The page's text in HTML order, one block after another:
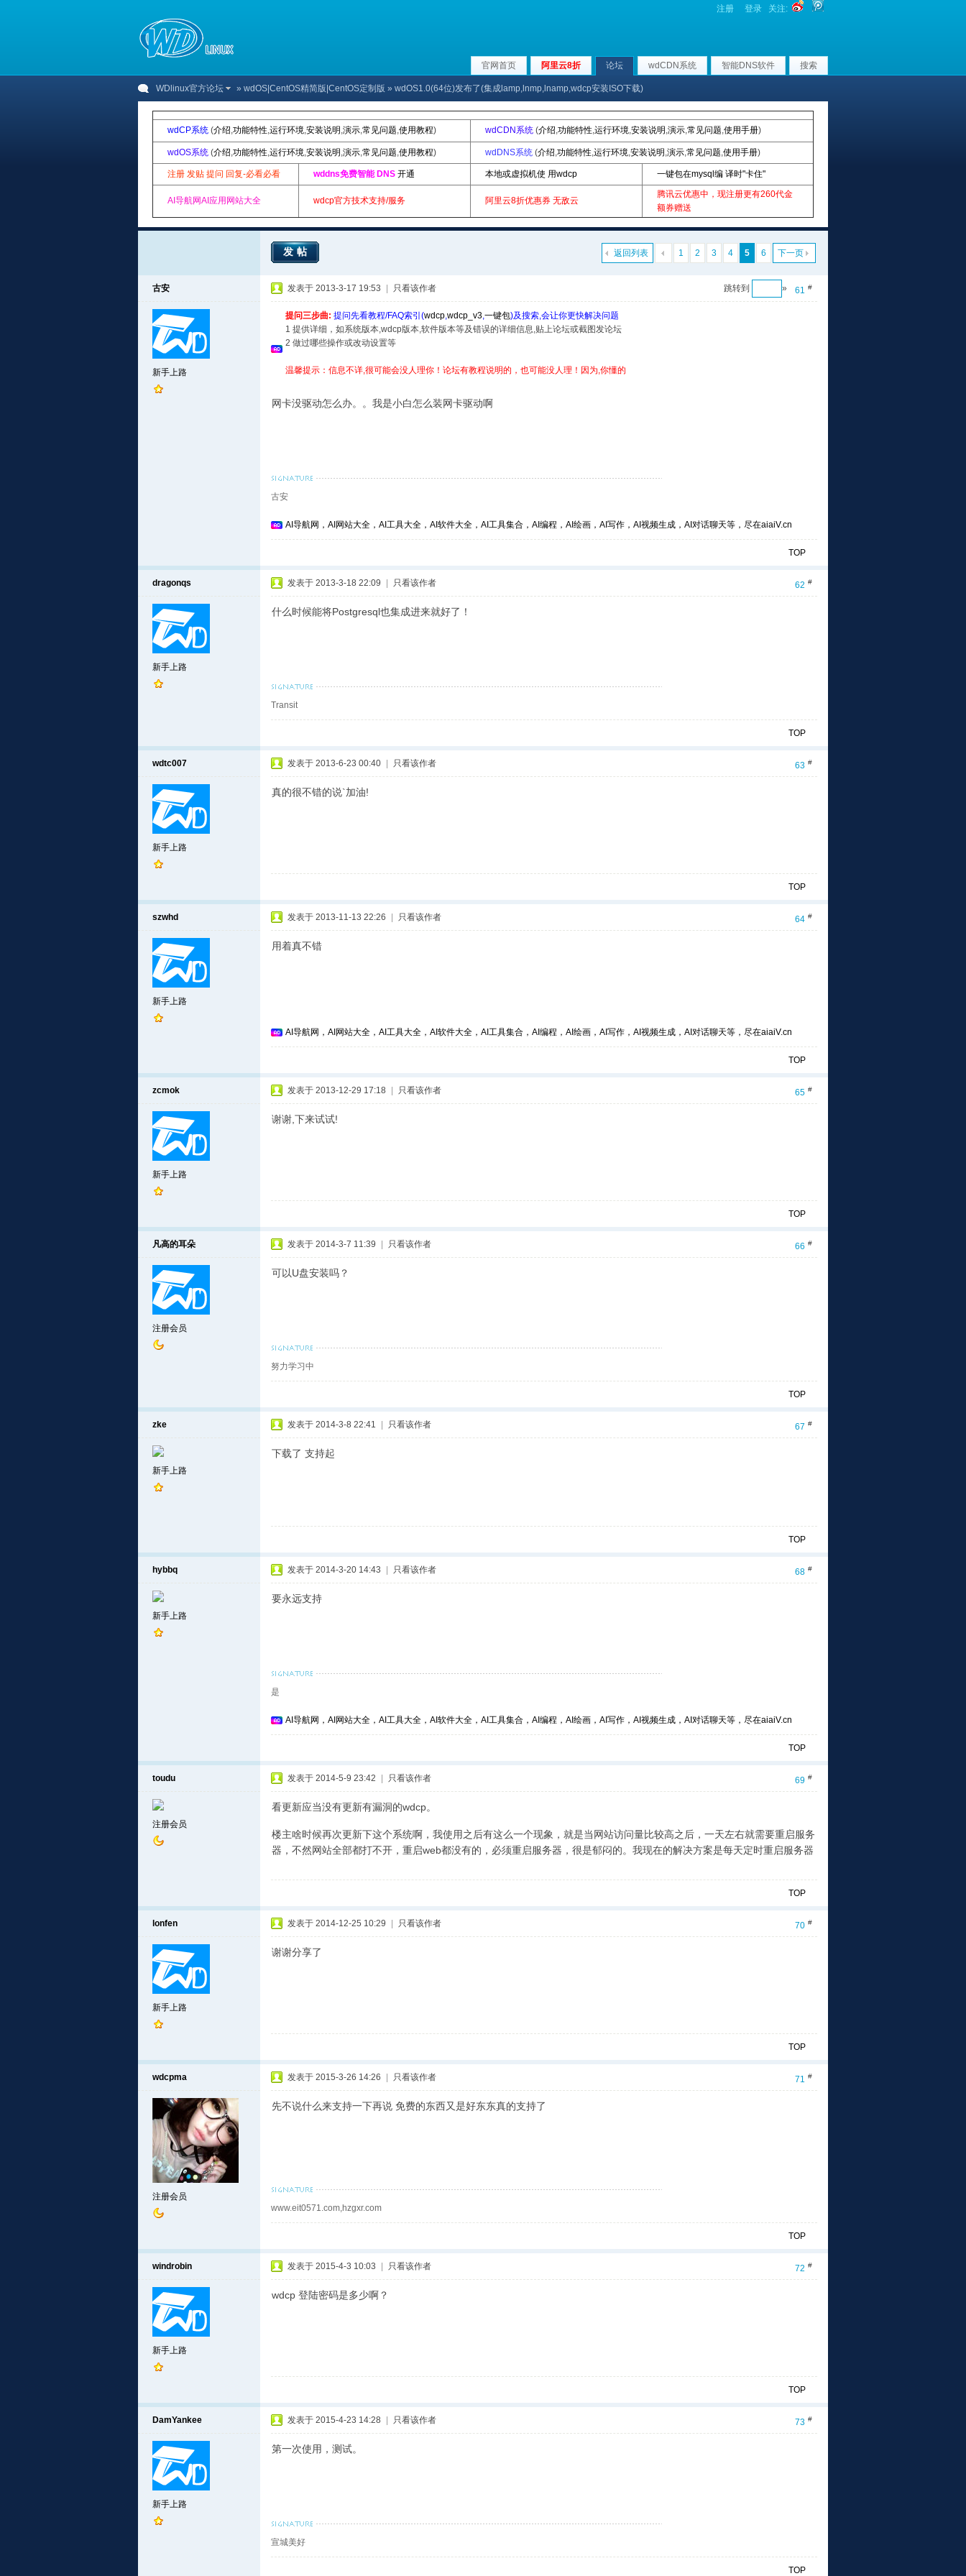
注册 登录 关注:
官网首页 阿里云8折 论坛 wdCDN系统 智能DNS软件 搜索
WDlinux官方论坛 » wdOS|CentOS精简版|CentOS定制版 » wdOS1.0(64位)发布了(集成lamp,lnmp,lnamp,wdcp安装ISO下载)
wdCP系统 (介绍,功能特性,运行环境,安装说明 ,演示,常见问题,使用教程) wdCDN系统 (介绍,功能特性,运行环境,安装说明 ,演示,常见问题,使用手册)
wdOS系统 (介绍,功能特性,运行环境,安装说明 ,演示,常见问题,使用教程) wdDNS系统 (介绍,功能特性,运行环境,安装说明 ,演示,常见问题,使用手册)
注册 发贴 提问 回复-必看必看 wddns免费智能 DNS 开通 本地或虚拟机使 用wdcp 一键包在mysql编 译时"卡住"
AI导航网AI应用网站大全 wdcp官方技术支持/服务 阿里云8折优惠券 无敌云
腾讯云优惠中，现注册更有260代金
额券赠送
1 2 3 4 5 6 下一页
返回列表
发帖
古安
新手上路
61 #
跳转到 »
发表于 2013-3-17 19:53 只看该作者
提问三步曲: 提问先看教程/FAQ索引(wdcp,wdcp_v3,一键包)及搜索,会让你更快解决问题
1 提供详细，如系统版本,wdcp版本,软件版本等及错误的详细信息,贴上论坛或截图发论坛
2 做过哪些操作或改动设置等
温馨提示：信息不详,很可能会没人理你！论坛有教程说明的，也可能没人理！因为,你懂的
网卡没驱动怎么办。。我是小白怎么装网卡驱动啊
古安
AI导航网，AI网站大全，AI工具大全，AI软件大全，AI工具集合，AI编程，AI绘画，AI写作，AI视频生成，AI对话聊天等，尽在aiaiV.cn
TOP
dragonqs
新手上路
62 #
发表于 2013-3-18 22:09 只看该作者
什么时候能将Postgresql也集成进来就好了！
Transit
TOP
wdtc007
新手上路
63 #
发表于 2013-6-23 00:40 只看该作者
真的很不错的说`加油!
TOP
szwhd
新手上路
64 #
发表于 2013-11-13 22:26 只看该作者
用着真不错
AI导航网，AI网站大全，AI工具大全，AI软件大全，AI工具集合，AI编程，AI绘画，AI写作，AI视频生成，AI对话聊天等，尽在aiaiV.cn
TOP
zcmok
新手上路
65 #
发表于 2013-12-29 17:18 只看该作者
谢谢,下来试试!
TOP
凡高的耳朵
注册会员
66 #
发表于 2014-3-7 11:39 只看该作者
可以U盘安装吗？
努力学习中
TOP
zke
新手上路
67 #
发表于 2014-3-8 22:41 只看该作者
下载了 支持起
TOP
hybbq
新手上路
68 #
发表于 2014-3-20 14:43 只看该作者
要永远支持
是
AI导航网，AI网站大全，AI工具大全，AI软件大全，AI工具集合，AI编程，AI绘画，AI写作，AI视频生成，AI对话聊天等，尽在aiaiV.cn
TOP
toudu
注册会员
69 #
发表于 2014-5-9 23:42 只看该作者
看更新应当没有更新有漏洞的wdcp。
楼主啥时候再次更新下这个系统啊，我使用之后有这么一个现象，就是当网站访问量比较高之后，一天左右就需要重启服务
器，不然网站全部都打不开，重启web都没有的，必须重启服务器，很是郁闷的。我现在的解决方案是每天定时重启服务器
TOP
lonfen
新手上路
70 #
发表于 2014-12-25 10:29 只看该作者
谢谢分享了
TOP
wdcpma
注册会员
71 #
发表于 2015-3-26 14:26 只看该作者
先不说什么来支持一下再说 免费的东西又是好东东真的支持了
www.eit0571.com,hzgxr.com
TOP
windrobin
新手上路
72 #
发表于 2015-4-3 10:03 只看该作者
wdcp 登陆密码是多少啊？
TOP
DamYankee
新手上路
73 #
发表于 2015-4-23 14:28 只看该作者
第一次使用，测试。
宣城美好
TOP